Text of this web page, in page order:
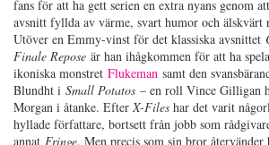
fans för att ha gett serien en extra nyans genom
avsnitt fyllda av värme, svart humor och älskvärt
Utöver en Emmy-vinst för det klassiska avsnittet
Finale Repose är han ihågkommen för att ha
ikoniska monstret Flukeman samt den
Blundht i Small Potatos – en roll Vince Gilligan
Morgan i åtanke. EfterX-Files har det varit
hyllade författare, bortsett från jobb som
annat Fringe. Men precis som sin bror